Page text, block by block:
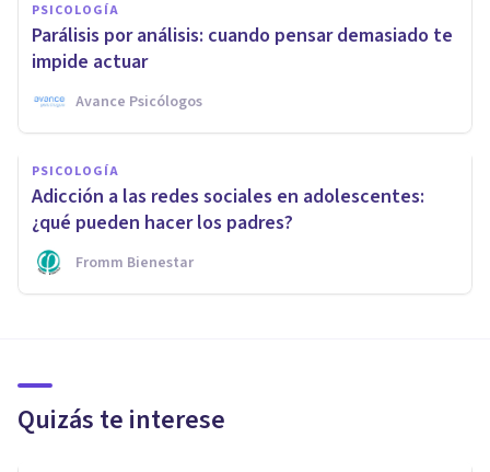
PSICOLOGÍA
Parálisis por análisis: cuando pensar demasiado te
impide actuar
Avance Psicólogos
PSICOLOGÍA
Adicción a las redes sociales en adolescentes:
¿qué pueden hacer los padres?
Fromm Bienestar
Quizás te interese